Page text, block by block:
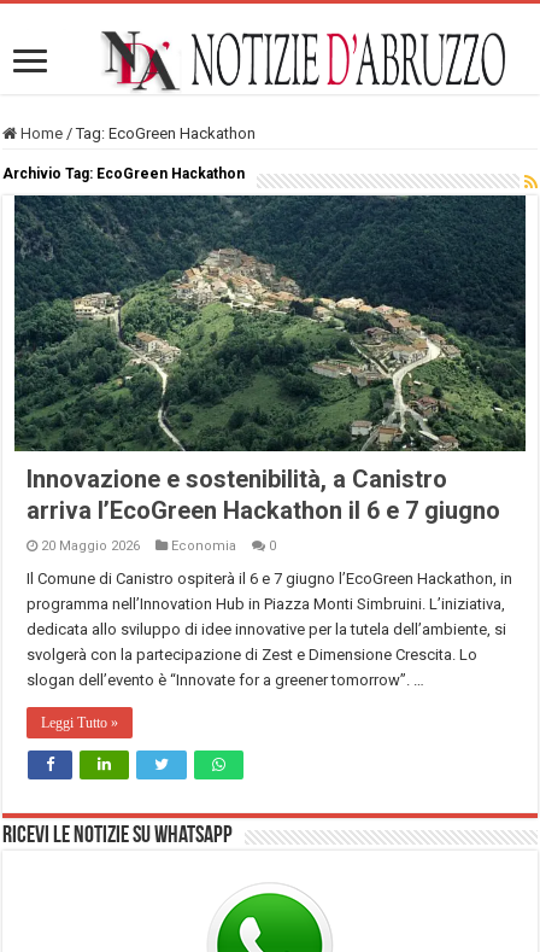
Home / Tag:EcoGreen Hackathon
Archivio Tag: EcoGreen Hackathon
Innovazione e sostenibilità, a Canistro
arriva l’EcoGreen Hackathon il 6 e 7 giugno
20 Maggio 2026 Economia 0
Il Comune di Canistro ospiterà il 6 e 7 giugno l’EcoGreen Hackathon, in
programma nell’Innovation Hub in Piazza Monti Simbruini. L’iniziativa,
dedicata allo sviluppo di idee innovative per la tutela dell’ambiente, si
svolgerà con la partecipazione di Zest e Dimensione Crescita. Lo
slogan dell’evento è “Innovate for a greener tomorrow”. …
Leggi Tutto »
Ricevi le notizie su Whatsapp